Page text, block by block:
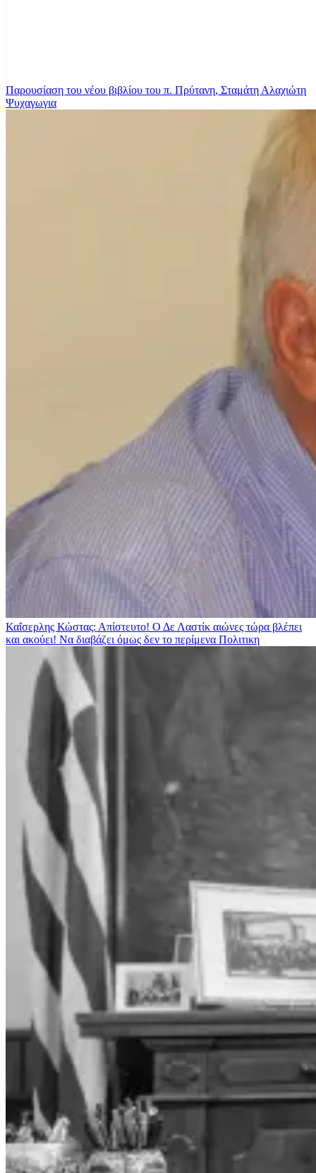
Παρουσίαση του νέου βιβλίου του π. Πρύτανη, Σταμάτη Αλαχιώτη
Ψυχαγωγια
Καΐσερλης Κώστας: Απίστευτο! Ο Δε Λαστίκ αιώνες τώρα βλέπει
και ακούει! Να διαβάζει όμως δεν το περίμενα Πολιτικη